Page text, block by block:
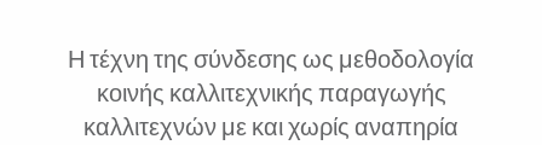
Η τέχνη της σύνδεσης ως μεθοδολογία
κοινής καλλιτεχνικής παραγωγής
καλλιτεχνών με και χωρίς αναπηρία